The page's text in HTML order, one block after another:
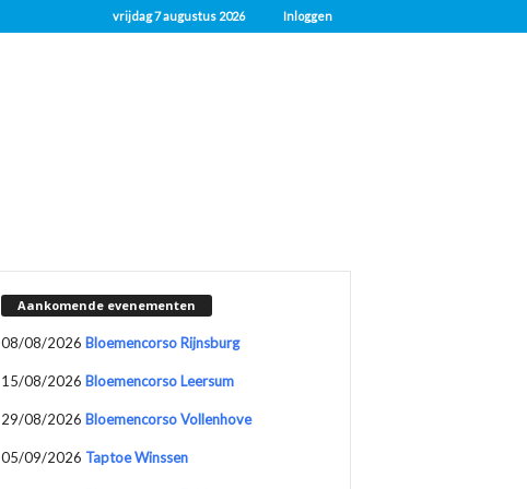
vrijdag 7 augustus 2026 Inloggen
Aankomende evenementen
08/08/2026 Bloemencorso Rijnsburg
15/08/2026 Bloemencorso Leersum
29/08/2026 Bloemencorso Vollenhove
05/09/2026 Taptoe Winssen